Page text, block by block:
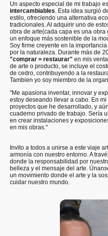
Un aspecto especial de mi trabajo
intercambiables. Esta idea surgió
estilo, ofreciendo una alternativa
tradicionales. Al adquirir uno de
obra de arte(cada capa es una
un enfoque más sostenible de la
Soy firme creyente en la
por la naturaleza. Durante más de
"comprar = restaurar" en mis
de arte o producto, se incluye el
de cedro, contribuyendo a la
Tambien yo soy miembro de la
"Me apasiona inventar, innovar y
estoy deseando llevar a cabo. En
proyectos que he desarrollado, y
cuaderno privado de trabajo. Sería
en crear instalaciones y
en mis obras."
Invito a todos a unirse a este viaje
armonía con nuestro entorno. A
donde la responsabilidad por
belleza y el mensaje del arte.
un movimiento donde el arte y la
cuidar nuestro mundo.